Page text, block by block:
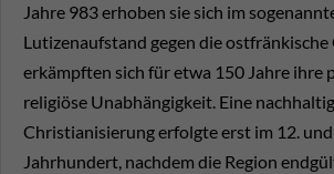
Jahre 983 erhoben sie sich im
Lutizenaufstand gegen die
erkämpften sich für etwa 150 Jahre ihre
religiöse Unabhängigkeit. Eine
Christianisierung erfolgte erst im 12.
Jahrhundert, nachdem die Region